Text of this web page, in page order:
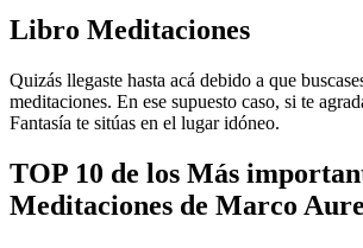
Libro Meditaciones
Quizás llegaste hasta acá debido a que
meditaciones. En ese supuesto caso, si te
Fantasía te sitúas en el lugar idóneo.
TOP 10 de los Más
Meditaciones de Marco